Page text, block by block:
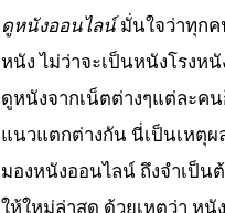
ดูหนังออนไลน์มั่นใจว่าทุกค
หนัง ไม่ว่าจะเป็นหนังโรงห
ดูหนังจากเน็ตต่างๆแต่ละค
แนวแตกต่างกัน นี่เป็นเหตุผ
มองหนังออนไลน์ ถึงจำเป็น
ให้ใหม่ล่าสุด ด้วยเหตุว่า หนั